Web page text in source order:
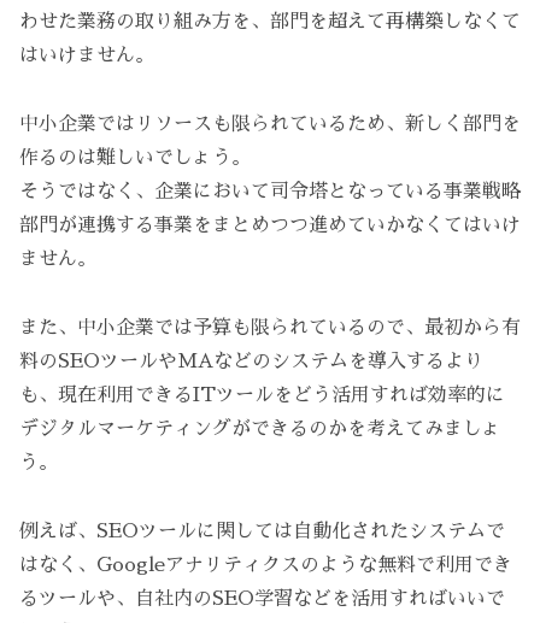
わせた業務の取り組み方を、部門を超えて再構築しなくて
はいけません。
中小企業ではリソースも限られているため、新しく部門を
作るのは難しいでしょう。
そうではなく、企業において司令塔となっている事業戦略
部門が連携する事業をまとめつつ進めていかなくてはいけ
ません。
また、中小企業では予算も限られているので、最初から有
料のSEOツールやMAなどのシステムを導入するより
も、現在利用できるITツールをどう活用すれば効率的に
デジタルマーケティングができるのかを考えてみましょ
う。
例えば、SEOツールに関しては自動化されたシステムで
はなく、Googleアナリティクスのような無料で利用でき
るツールや、自社内のSEO学習などを活用すればいいで